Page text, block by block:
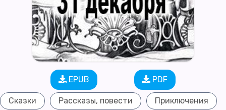
EPUB PDF
Сказки Рассказы, повести Приключения